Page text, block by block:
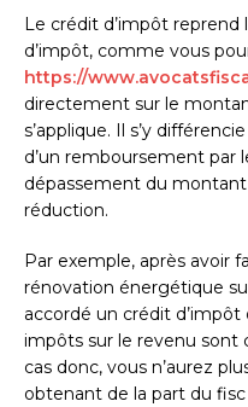
Le crédit d’impôt reprend
d’impôt, comme vous
https://
directement sur le
s’applique. Il s’y
d’un remboursement par
dépassement du montant
réduction.
Par exemple, après avoir
rénovation énergétique
accordé un crédit
impôts sur le revenu sont
cas donc, vous n’aurez
obtenant de la part du